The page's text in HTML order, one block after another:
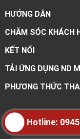
HƯỚNG DẪN
CHĂM SÓC KHÁCH
KẾT NỐI
TẢI ỨNG DỤNG ND
PHƯƠNG THỨC
@
Hotline: